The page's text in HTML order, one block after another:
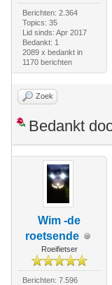
Berichten: 2.364
Topics: 35
Lid sinds: Apr 2017
Bedankt: 1
2089 x bedankt in
1170 berichten
Zoek
Bedankt
Wim -de
roetsende
Roeifietser
Berichten: 7.596